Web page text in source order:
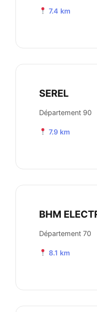
7.4 km
SEREL
Département 90
7.9 km
BHM
Département 70
8.1 km